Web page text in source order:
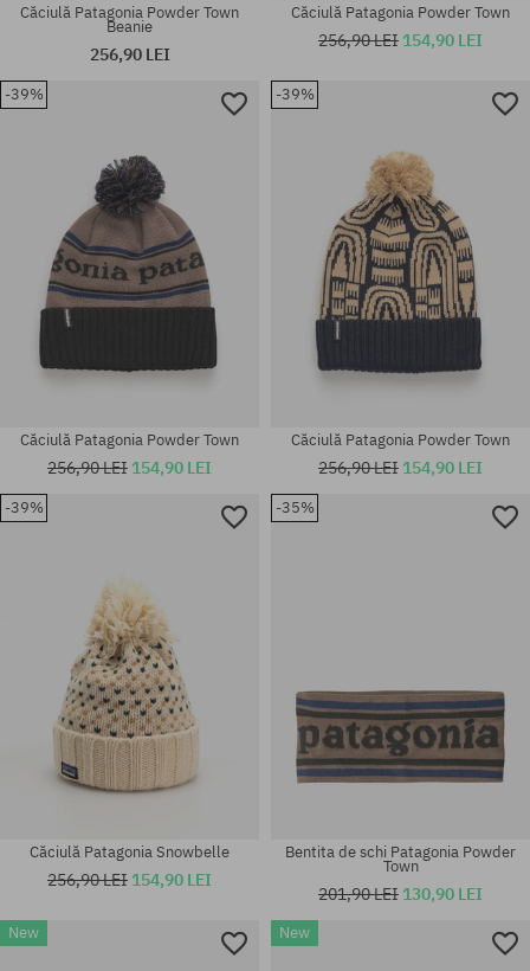
Căciulă Patagonia Powder Town
Beanie
256,90 LEI
Căciulă Patagonia Powder Town
256,90 LEI 154,90 LEI
-39%
Căciulă Patagonia Powder Town
256,90 LEI 154,90 LEI
-39%
Căciulă Patagonia Powder Town
256,90 LEI 154,90 LEI
-39%
Căciulă Patagonia Snowbelle
256,90 LEI 154,90 LEI
-35%
Bentita de schi Patagonia Powder
Town
201,90 LEI 130,90 LEI
New New